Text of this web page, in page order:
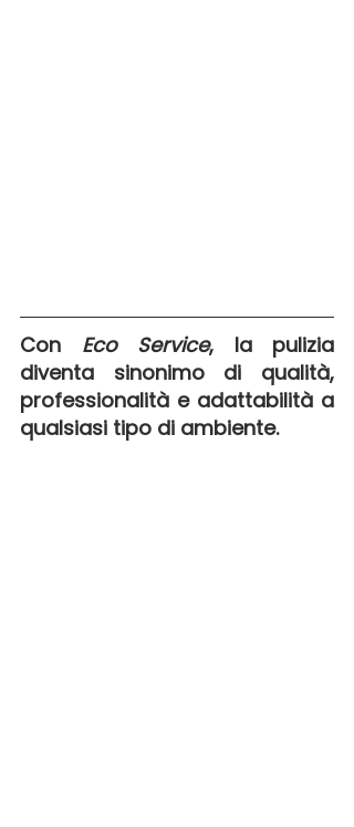
Con Eco Service, la pulizia
diventa sinonimo di qualità,
professionalità e adattabilità a
qualsiasi tipo di ambiente.